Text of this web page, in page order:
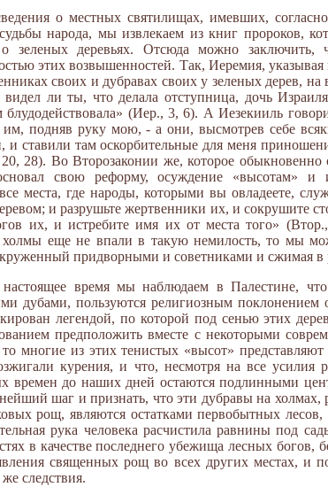
о местных святилищах, имевших,
народа, мы извлекаем из книг пророков,
зеленых деревьях. Отсюда можно заключить,
этих возвышенностей. Так, Иеремия,
своих и дубравах своих у зеленых дерев,
ли ты, что делала отступница, дочь
блудодействовала» (Иер., 3, 6). А Иезекииль
подняв руку мою, - а они, высмотрев себе
и ставили там оскорбительные для меня
28). Во Второзаконии же, которое
свою реформу, осуждение «высотам»
места, где народы, которыми вы овладеете,
и разрушьте жертвенники их, и сокрушите
их, и истребите имя их от места того»
еще не впали в такую немилость, то мы
придворными и советниками и сжимая в
время мы наблюдаем в Палестине, что
дубами, пользуются религиозным
легендой, по которой под сенью этих
предположить вместе с некоторыми
многие из этих тенистых «высот»
курения, и что, несмотря на все усилия
времен до наших дней остаются подлинными
шаг и признать, что эти дубравы на
рощ, являются остатками первобытных
рука человека расчистила равнины под
в качестве последнего убежища лесных богов,
священных рощ во всех других местах, и
следствия.